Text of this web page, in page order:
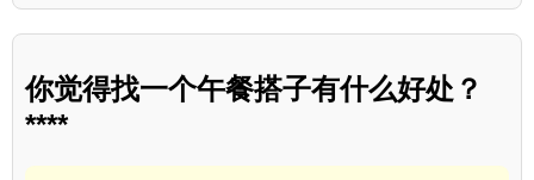
你觉得找一个午餐搭子有什么好处？
****